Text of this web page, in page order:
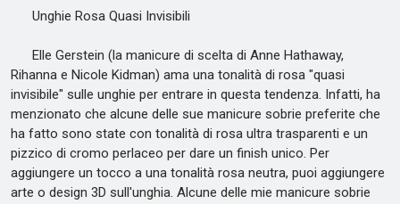
Unghie Rosa Quasi Invisibili
Elle Gerstein (la manicure di scelta di Anne Hathaway,
Rihanna e Nicole Kidman) ama una tonalità di rosa "quasi
invisibile" sulle unghie per entrare in questa tendenza. Infatti, ha
menzionato che alcune delle sue manicure sobrie preferite che
ha fatto sono state con tonalità di rosa ultra trasparenti e un
pizzico di cromo perlaceo per dare un finish unico. Per
aggiungere un tocco a una tonalità rosa neutra, puoi aggiungere
arte o design 3D sull'unghia. Alcune delle mie manicure sobrie